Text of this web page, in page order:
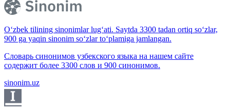
O‘zbek tilining sinonimlar lug‘ati. Saytda 3300 tadan ortiq so‘zlar,
900 ga yaqin sinonim so‘zlar to‘plamiga jamlangan.
Словарь синонимов узбекского языка на нашем сайте
содержит более 3300 слов и 900 синонимов.
sinonim.uz